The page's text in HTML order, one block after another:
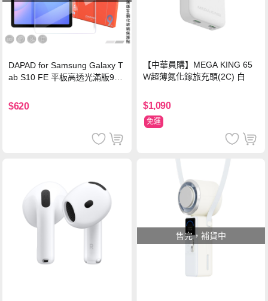
DAPAD for Samsung Galaxy T
ab S10 FE 平板高透光滿版9H
$620
【中華員購】MEGA KING 65
W超薄氮化鎵旅充頭(2C) 白
$1,090
免運
售完，補貨中